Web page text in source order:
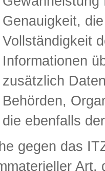
Genauigkeit,
Vollständigkeit
Informationen
zusätzlich
Behörden,
die ebenfalls
gegen das